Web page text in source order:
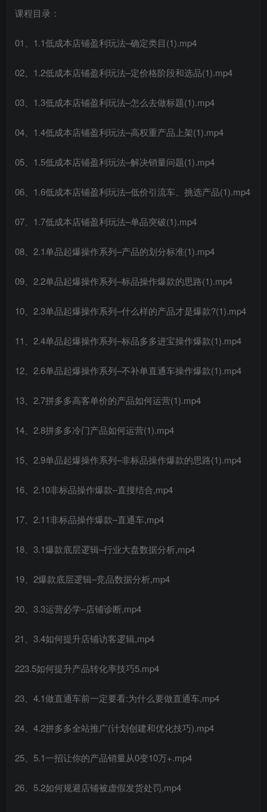
课程目录：
01、1.1低成本店铺盈利玩法–确定类目(1).mp4
02、1.2低成本店铺盈利玩法–定价格阶段和选品(1).mp4
03、1.3低成本店铺盈利玩法–怎么去做标题(1).mp4
04、1.4低成本店铺盈利玩法–高权重产品上架(1).mp4
05、1.5低成本店铺盈利玩法–解决销量问题(1).mp4
06、1.6低成本店铺盈利玩法–低价引流车、挑选产品(1).mp4
07、1.7低成本店铺盈利玩法–单品突破(1).mp4
08、2.1单品起爆操作系列–产品的划分标准(1).mp4
09、2.2单品起爆操作系列–标品操作爆款的思路(1).mp4
10、2.3单品起爆操作系列–什么样的产品才是爆款?(1).mp4
11、2.4单品起爆操作系列–标品多多进宝操作爆款(1).mp4
12、2.6单品起爆操作系列–不补单直通车操作爆款(1).mp4
13、2.7拼多多高客单价的产品如何运营(1).mp4
14、2.8拼多多冷门产品如何运营(1).mp4
15、2.9单品起爆操作系列–非标品操作爆款的思路(1).mp4
16、2.10非标品操作爆款–直搜结合,mp4
17、2.11非标品操作爆款–直通车,mp4
18、3.1爆款底层逻辑–行业大盘数据分析,mp4
19、2爆款底层逻辑–竞品数据分析,mp4
20、3.3运营必学–店铺诊断,mp4
21、3.4如何提升店铺访客逻辑,mp4
223.5如何提升产品转化率技巧5.mp4
23、4.1做直通车前一定要看:为什么要做直通车,mp4
24、4.2拼多多全站推广(计划创建和优化技巧).mp4
25、5.1一招让你的产品销量从0变10万+.mp4
26、5.2如何规避店铺被虚假发货处罚,mp4